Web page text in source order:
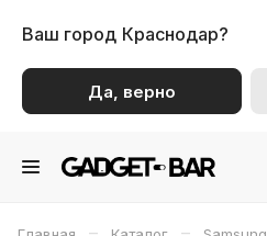
Ваш город Краснодар?
Да, верно